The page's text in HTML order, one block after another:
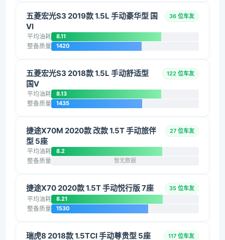
五菱宏光S3 2019款 1.5L 手动豪华型 国
VI
36 位车友
平均油耗 8.11
整备质量 1420
五菱宏光S3 2018款 1.5L 手动舒适型
国V
122 位车友
平均油耗 8.13
整备质量 1435
捷途X70M 2020款 改款 1.5T 手动旅伴
型 5座
27 位车友
平均油耗 8.2
整备质量 暂无数据
捷途X70 2020款 1.5T 手动悦行版 7座 35 位车友
平均油耗 8.21
整备质量 1530
瑞虎8 2018款 1.5TCI 手动尊贵型 5座 117 位车友